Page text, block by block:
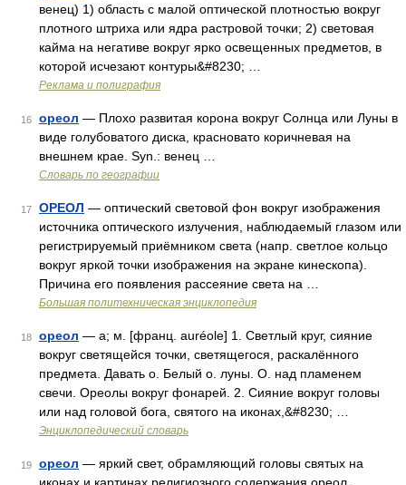
венец) 1) область с малой оптической плотностью вокруг
плотного штриха или ядра растровой точки; 2) световая
кайма на негативе вокруг ярко освещенных предметов, в
которой исчезают контуры&#8230; …
Реклама и полиграфия
16 ореол — Плохо развитая корона вокруг Солнца или Луны в
виде голубоватого диска, красновато коричневая на
внешнем крае. Syn.: венец …
Словарь по географии
17 ОРЕОЛ — оптический световой фон вокруг изображения
источника оптического излучения, наблюдаемый глазом или
регистрируемый приёмником света (напр. светлое кольцо
вокруг яркой точки изображения на экране кинескопа).
Причина его появления рассеяние света на …
Большая политехническая энциклопедия
18 ореол — а; м. [франц. auréole] 1. Светлый круг, сияние
вокруг светящейся точки, светящегося, раскалённого
предмета. Давать о. Белый о. луны. О. над пламенем
свечи. Ореолы вокруг фонарей. 2. Сияние вокруг головы
или над головой бога, святого на иконах,&#8230; …
Энциклопедический словарь
19 ореол — яркий свет, обрамляющий головы святых на